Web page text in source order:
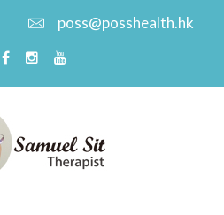
poss@posshealth.hk